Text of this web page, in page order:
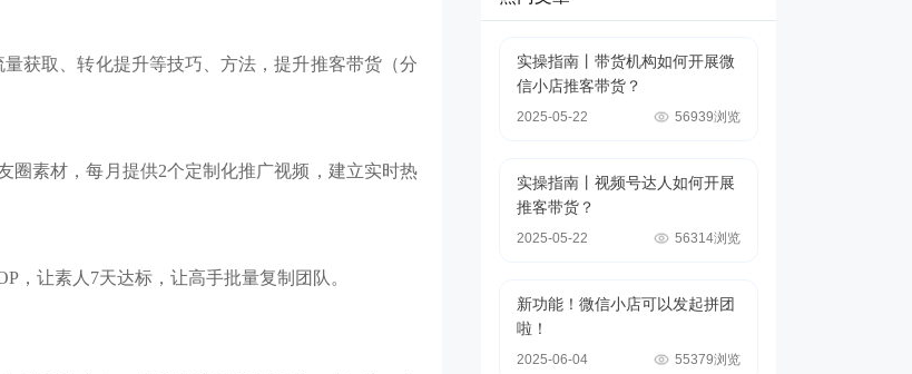
获取、转化提升等技巧、方法，提升推客带货（分
圈素材，每月提供2个定制化推广视频，建立实时热
，让素人7天达标，让高手批量复制团队。
实操指南丨带货机构如何开展微
信小店推客带货？
2025-05-22 56939浏览
实操指南丨视频号达人如何开展
推客带货？
2025-05-22 56314浏览
新功能！微信小店可以发起拼团
啦！
2025-06-04 55379浏览